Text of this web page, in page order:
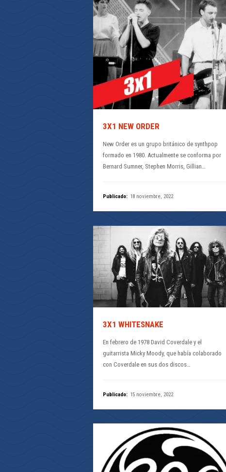
3X1 NEW ORDER
New Order es un grupo británico de synthpop
formado en 1980. Actualmente se conforma por
Bernard Sumner, Stephen Morris, Gillian…
Publicado: 18 noviembre, 2022
3X1 WHITESNAKE
En febrero de 1978 David Coverdale y el
guitarrista Micky Moody, que había colaborado
con Coverdale en sus dos discos…
Publicado: 15 noviembre, 2022